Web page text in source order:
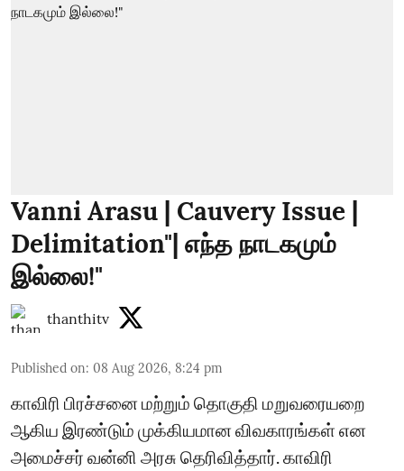
Vanni Arasu | Cauvery Issue |
Delimitation"| எந்த நாடகமும்
இல்லை!"
thanthitv
Published on: 08 Aug 2026, 8:24 pm
காவிரி பிரச்சனை மற்றும் தொகுதி மறுவரையறை
ஆகிய இரண்டும் முக்கியமான விவகாரங்கள் என
அமைச்சர் வன்னி அரசு தெரிவித்தார். காவிரி